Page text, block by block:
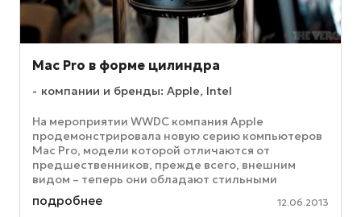
Mac Pro в форме цилиндра
компании и бренды: Apple, Intel
На мероприятии WWDC компания Apple
продемонстрировала новую серию компьютеров
Mac Pro, модели которой отличаются от
предшественников, прежде всего, внешним
видом – теперь они обладают стильными
цилиндрическими корпусами. Высота корпуса
нового ...
подробнее 12.06.2013